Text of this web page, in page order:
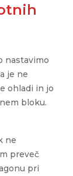
nastavimo
je ne
ohladi in jo
bloku.
ne
preveč
pri